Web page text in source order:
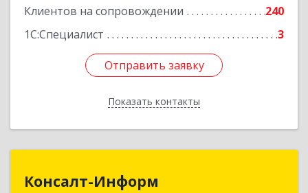
Клиентов на сопровождении
240
1С:Специалист
3
Отправить заявку
Показать контакты
Отправить заявку
Назад
Консалт-Информ